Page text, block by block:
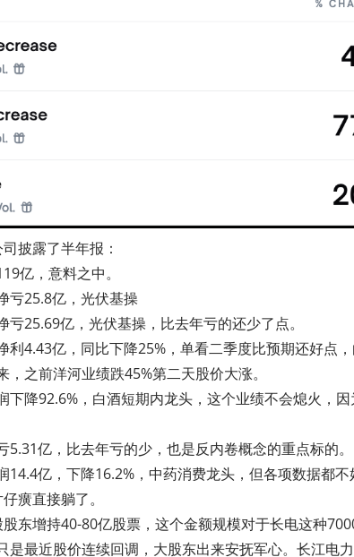
披露了半年报：
亿，意料之中。
亏25.8亿，光伏基操
亏25.69亿，光伏基操，比去年亏的还少了点。
利4.43亿，同比下降25%，单看二季度比预期还好点
，之前洋河业绩跌45%第二天股价大涨。
下降92.6%，白酒短期内龙头，这个业绩不会熄火，
5.31亿，比去年亏的少，也是反内卷概念的重点标的。
14.4亿，下降16.2%，中药消费龙头，但各项数据都
癀直接躺了。
东增持40-80亿股票，这个金额规模对于长电这种
是最近股价连续回调，大股东出来安抚军心。长江电